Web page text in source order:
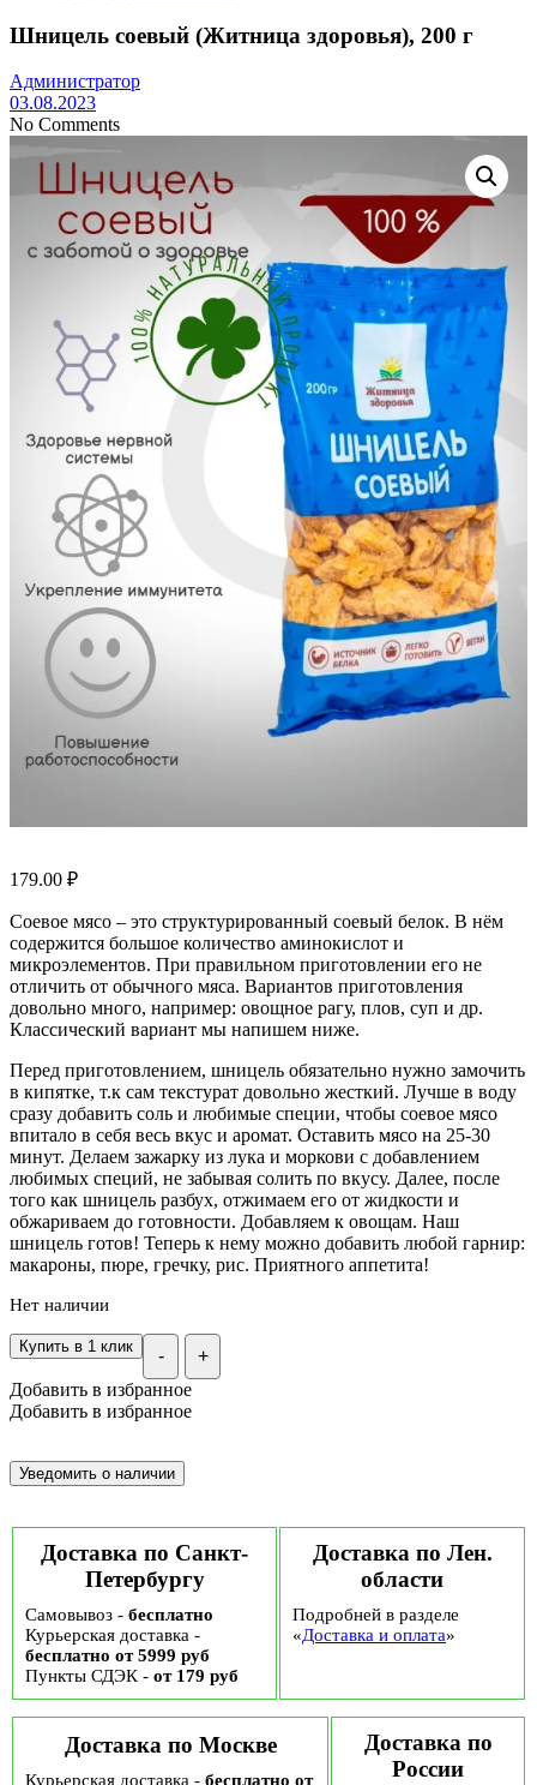
Шницель соевый (Житница здоровья), 200 г
Администратор
03.08.2023
No Comments
179.00 ₽
Соевое мясо – это структурированный соевый белок. В нём
содержится большое количество аминокислот и
микроэлементов. При правильном приготовлении его не
отличить от обычного мяса. Вариантов приготовления
довольно много, например: овощное рагу, плов, суп и др.
Классический вариант мы напишем ниже.
Перед приготовлением, шницель обязательно нужно замочить
в кипятке, т.к сам текстурат довольно жесткий. Лучше в воду
сразу добавить соль и любимые специи, чтобы соевое мясо
впитало в себя весь вкус и аромат. Оставить мясо на 25-30
минут. Делаем зажарку из лука и моркови с добавлением
любимых специй, не забывая солить по вкусу. Далее, после
того как шницель разбух, отжимаем его от жидкости и
обжариваем до готовности. Добавляем к овощам. Наш
шницель готов! Теперь к нему можно добавить любой гарнир:
макароны, пюре, гречку, рис. Приятного аппетита!
Нет наличии
- +
Купить в 1 клик
Добавить в избранное
Добавить в избранное
Доставка по Санкт-
Петербургу
Самовывоз - бесплатно
Курьерская доставка -
бесплатно от 5999 руб
Пункты СДЭК - от 179 руб
Доставка по Лен.
области
Подробней в разделе
«Доставка и оплата»
Доставка по Москве
Курьерская доставка - бесплатно от
Доставка по
России